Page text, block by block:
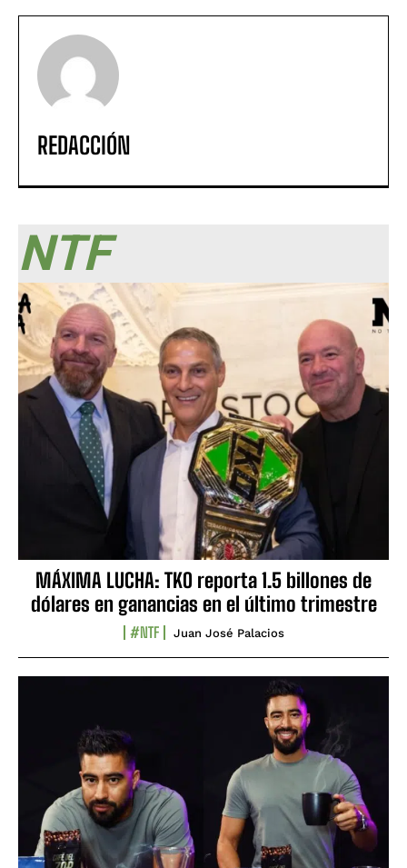
REDACCIÓN
NTF
MÁXIMA LUCHA: TKO reporta 1.5 billones de
dólares en ganancias en el último trimestre
#NTF Juan José Palacios